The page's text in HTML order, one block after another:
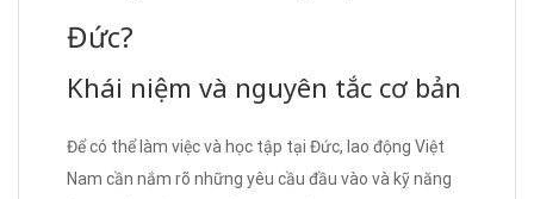
Đức?
Khái niệm và nguyên tắc cơ bản
Để có thể làm việc và học tập tại Đức, lao động Việt
Nam cần nắm rõ những yêu cầu đầu vào và kỹ năng